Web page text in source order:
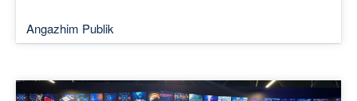
Angazhim Publik